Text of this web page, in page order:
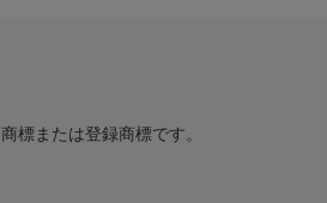
標または登録商標です。